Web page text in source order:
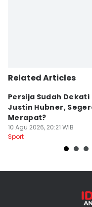
Related Articles
Persija Sudah Dekati
Justin Hubner,
Merapat?
10 Agu 2026, 20:21 WIB
Sport